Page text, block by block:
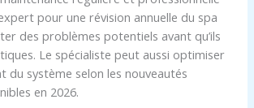
pour une révision annuelle du spa
des problèmes potentiels avant qu’ils
Le spécialiste peut aussi optimiser
du système selon les nouveautés
en 2026.